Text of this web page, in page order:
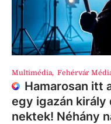
Multimédia, Fehérvár
Hamarosan itt
egy igazán király
nektek! Néhány